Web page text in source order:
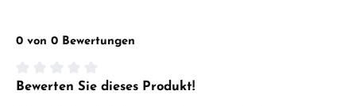
0 von 0 Bewertungen
Durchschnittliche Bewertung von 0 von 5 Sternen
Bewerten Sie dieses Produkt!